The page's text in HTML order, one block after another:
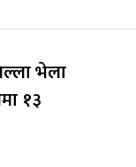
भेला
१३